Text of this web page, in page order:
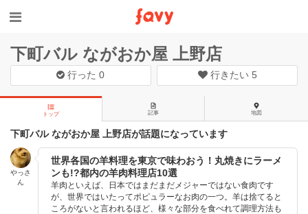
下町バル ながおか屋 上野店
行った0 行きたい 5
トップ 記事 地図
下町バル ながおか屋 上野店が話題になっています
やっさ
ん
世界各国の羊料理を東京で味わおう！丸焼きにラーメ
ンも!?都内の羊肉料理店10選
羊肉といえば、日本ではまだまだメジャーではない食肉です
が、世界ではいたってポピュラーなお肉の一つ。羊は捨てると
ころがないと言われるほど、様々な部分を食べれて調理方法も